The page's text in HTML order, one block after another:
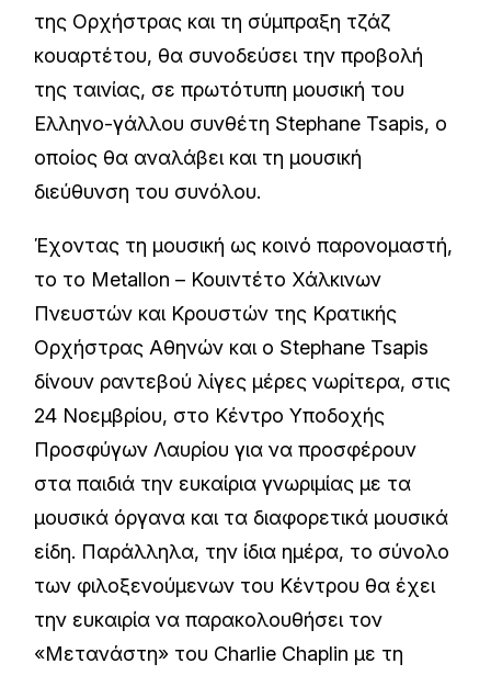
της Ορχήστρας και τη σύμπραξη τζάζ
κουαρτέτου, θα συνοδεύσει την προβολή
της ταινίας, σε πρωτότυπη μουσική του
Ελληνο-γάλλου συνθέτη Stephane Tsapis, ο
οποίος θα αναλάβει και τη μουσική
διεύθυνση του συνόλου.
Έχοντας τη μουσική ως κοινό παρονομαστή,
το το Metallon – Κουιντέτο Χάλκινων
Πνευστών και Κρουστών της Κρατικής
Ορχήστρας Αθηνών και ο Stephane Tsapis
δίνουν ραντεβού λίγες μέρες νωρίτερα, στις
24 Νοεμβρίου, στο Κέντρο Υποδοχής
Προσφύγων Λαυρίου για να προσφέρουν
στα παιδιά την ευκαίρια γνωριμίας με τα
μουσικά όργανα και τα διαφορετικά μουσικά
είδη. Παράλληλα, την ίδια ημέρα, το σύνολο
των φιλοξενούμενων του Κέντρου θα έχει
την ευκαιρία να παρακολουθήσει τον
«Μετανάστη» του Charlie Chaplin με τη